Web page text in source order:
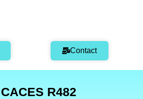
Contact
R482